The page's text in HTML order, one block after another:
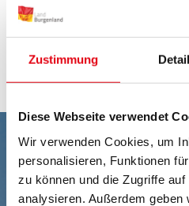
Zustimmung
Diese Webseite verwendet
Wir verwenden Cookies, um
personalisieren, Funktionen
zu können und die Zugriffe
analysieren. Außerdem